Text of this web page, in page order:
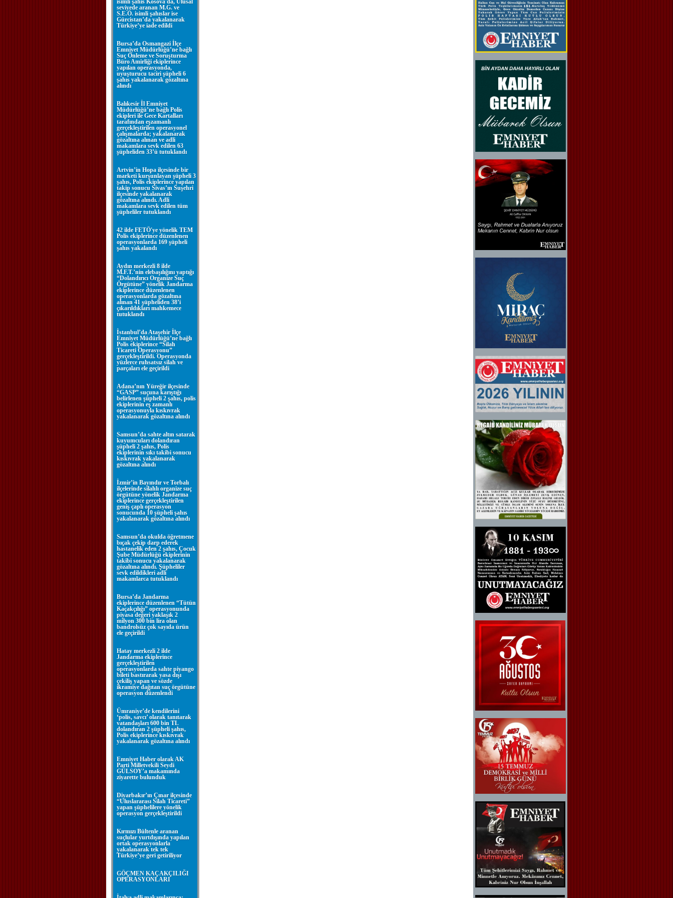
isimli şahıs Kosova'da, Ulusal
seviyede aranan M.G. ve
S.E.Ö. isimli şahıslar ise
Gürcistan’da yakalanarak
Türkiye’ye iade edildi
Bursa’da Osmangazi İlçe
Emniyet Müdürlüğü’ne bağlı
Suç Önleme ve Soruşturma
Büro Amirliği ekiplerince
yapılan operasyonda,
uyuşturucu taciri şüpheli 6
şahıs yakalanarak gözaltına
alındı
Balıkesir İl Emniyet
Müdürlüğü’ne bağlı Polis
ekipleri ile Gece Kartalları
tarafından eşzamanlı
gerçekleştirilen operasyonel
çalışmalarda; yakalanarak
gözaltına alınan ve adli
makamlara sevk edilen 63
şüpheliden 33’ü tutuklandı
Artvin’in Hopa ilçesinde bir
marketi kurşunlayan şüpheli 3
şahıs, Polis ekiplerince yapılan
takip sonucu Sivas’ın Suşehri
ilçesinde yakalanarak
gözaltına alındı. Adli
makamlara sevk edilen tüm
şüpheliler tutuklandı
42 ilde FETÖ'ye yönelik TEM
Polis ekiplerince düzenlenen
operasyonlarda 169 şüpheli
şahıs yakalandı
Aydın merkezli 8 ilde
M.F.T.’nin elebaşılığını yaptığı
“Dolandırıcı Organize Suç
Örgütüne” yönelik Jandarma
ekiplerince düzenlenen
operasyonlarda gözaltına
alınan 41 şüpheliden 38’i
çıkarıldıkları mahkemece
tutuklandı
İstanbul’da Ataşehir İlçe
Emniyet Müdürlüğü’ne bağlı
Polis ekiplerince “Silah
Ticareti Operasyonu”
gerçekleştirildi. Operasyonda
yüzlerce ruhsatsız silah ve
parçaları ele geçirildi
Adana’nın Yüreğir ilçesinde
“GASP” suçuna karıştığı
belirlenen şüpheli 2 şahıs, polis
ekiplerinin eş zamanlı
operasyonuyla kıskıvrak
yakalanarak gözaltına alındı
Samsun’da sahte altın satarak
kuyumcuları dolandıran
şüpheli 2 şahıs, Polis
ekiplerinin sıkı takibi sonucu
kıskıvrak yakalanarak
gözaltına alındı
İzmir’in Bayındır ve Torbalı
ilçelerinde silahlı organize suç
örgütüne yönelik Jandarma
ekiplerince gerçekleştirilen
geniş çaplı operasyon
sonucunda 10 şüpheli şahıs
yakalanarak gözaltına alındı
Samsun’da okulda öğretmene
bıçak çekip darp ederek
hastanelik eden 2 şahıs, Çocuk
Şube Müdürlüğü ekiplerinin
takibi sonucu yakalanarak
gözaltına alındı. Şüpheliler
sevk edildikleri adli
makamlarca tutuklandı
Bursa’da Jandarma
ekiplerince düzenlenen “Tütün
Kaçakçılığı” operasyonunda
piyasa değeri yaklaşık 2
milyon 300 bin lira olan
bandrolsüz çok sayıda ürün
ele geçirildi
Hatay merkezli 2 ilde
Jandarma ekiplerince
gerçekleştirilen
operasyonlarda sahte piyango
bileti bastırarak yasa dışı
çekiliş yapan ve sözde
ikramiye dağıtan suç örgütüne
operasyon düzenlendi
Ümraniye’de kendilerini
‘polis, savcı’ olarak tanıtarak
vatandaşları 600 bin TL
dolandıran 2 şüpheli şahıs,
Polis ekiplerince kıskıvrak
yakalanarak gözaltına alındı
Emniyet Haber olarak AK
Parti Milletvekili Seydi
GÜLSOY’a makamında
ziyarette bulunduk
Diyarbakır’ın Çınar ilçesinde
“Uluslararası Silah Ticareti”
yapan şüphelilere yönelik
operasyon gerçekleştirildi
Kırmızı Bültenle aranan
suçlular yurtdışında yapılan
ortak operasyonlarla
yakalanarak tek tek
Türkiye’ye geri getiriliyor
GÖÇMEN KAÇAKÇILIĞI
OPERASYONLARI